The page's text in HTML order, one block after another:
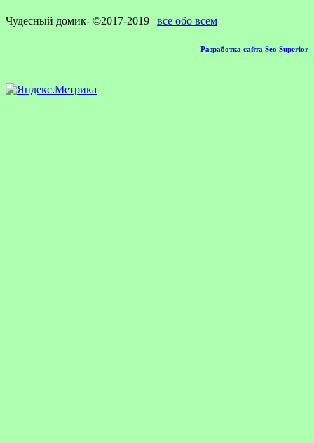
Чудесный домик- ©2017-2019 | все обо всем
Разработка сайта Seo Superior